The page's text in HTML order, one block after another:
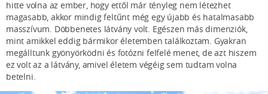
hitte volna az ember, hogy ettől már tényleg nem létezhet
magasabb, akkor mindig feltűnt még egy újabb és hatalmasabb
masszívum. Döbbenetes látvány volt. Egészen más dimenziók,
mint amikkel eddig bármikor életemben találkoztam. Gyakran
megálltunk gyönyörködni és fotózni felfelé menet, de azt hiszem
ez volt az a látvány, amivel életem végéig sem tudtam volna
betelni.